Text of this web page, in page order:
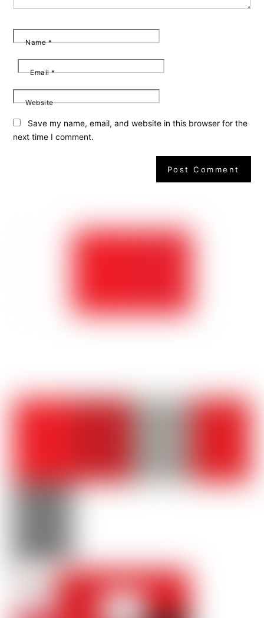
Name*
Email*
Website
Save my name, email, and website in this browser for the
next time I comment.